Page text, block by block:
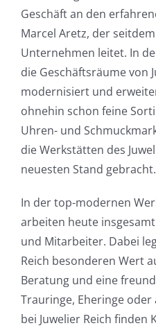
Geschäft an den
Marcel Aretz, der
Unternehmen leitet. In
die Geschäftsräume von
modernisiert und
ohnehin schon feine
Uhren- und
die Werkstätten des
neuesten Stand gebracht.
In der top-modernen
arbeiten heute
und Mitarbeiter. Dabei
Reich besonderen Wert
Beratung und eine
Trauringe, Eheringe oder
bei Juwelier Reich finden